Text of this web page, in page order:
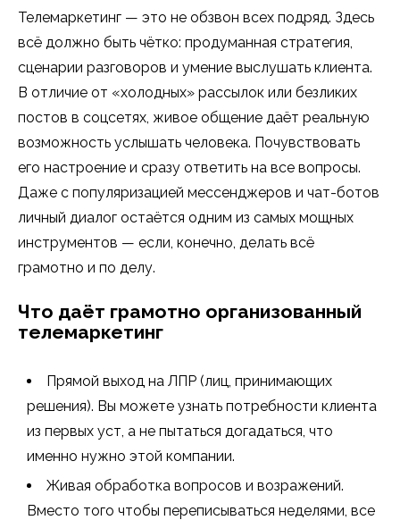
Телемаркетинг — это не обзвон всех подряд. Здесь
всё должно быть чётко: продуманная стратегия,
сценарии разговоров и умение выслушать клиента.
В отличие от «холодных» рассылок или безликих
постов в соцсетях, живое общение даёт реальную
возможность услышать человека. Почувствовать
его настроение и сразу ответить на все вопросы.
Даже с популяризацией мессенджеров и чат-ботов
личный диалог остаётся одним из самых мощных
инструментов — если, конечно, делать всё
грамотно и по делу.
Что даёт грамотно организованный
телемаркетинг
Прямой выход на ЛПР (лиц, принимающих
решения). Вы можете узнать потребности клиента
из первых уст, а не пытаться догадаться, что
именно нужно этой компании.
Живая обработка вопросов и возражений.
Вместо того чтобы переписываться неделями, все